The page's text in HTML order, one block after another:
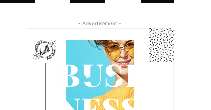
- Advertisement -